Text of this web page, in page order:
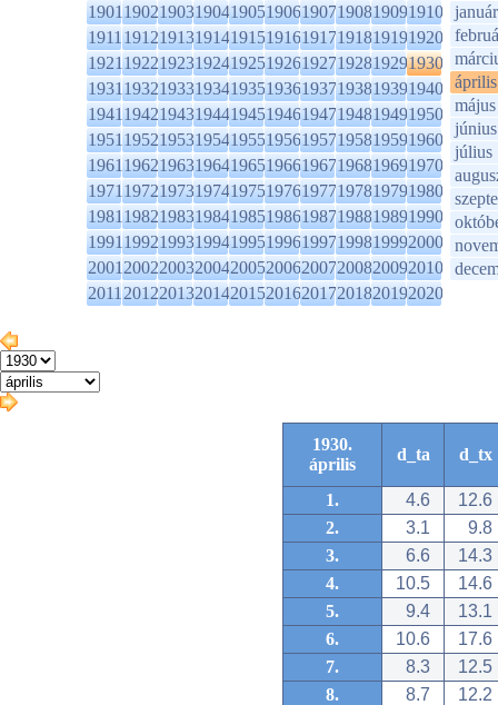
1901190219031904190519061907190819091910
1911191219131914191519161917191819191920
1921192219231924192519261927192819291930
1931193219331934193519361937193819391940
1941194219431944194519461947194819491950
1951195219531954195519561957195819591960
1961196219631964196519661967196819691970
1971197219731974197519761977197819791980
1981198219831984198519861987198819891990
1991199219931994199519961997199819992000
2001200220032004200520062007200820092010
2011201220132014201520162017201820192020
január
április
május
június
július
1930.
április
d_ta d_tx
1. 4.6
12.6
2.
3.1
9.8
3.
6.6
14.3
4.
10.5
14.6
5.
9.4
13.1
6.
10.6
17.6
7.
8.3
12.5
8.
8.7
12.2